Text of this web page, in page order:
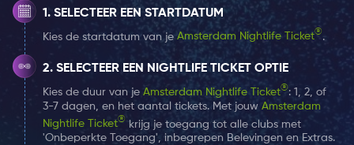
een speciale aanbieding waarbij je met twee personen
kunt genieten van deze experience voor de prijs van
één ticket.
AMAZE is perfect om in de middag of vooravond te
bezoeken voordat je de stad in gaat. Het brengt je
meteen in de juiste vibe, waardoor je avond naadloos
SELECTEER EEN STARTDATUM
Kies de startdatum van je Amsterdam Nightlife Ticket®.
SELECTEER EEN NIGHTLIFE TICKET OPTIE
Kies de duur van je Amsterdam Nightlife Ticket®: 1, 2, of
3-7 dagen, en het aantal tickets. Met jouw Amsterdam
Nightlife Ticket® krijg je toegang tot alle clubs met
'Onbeperkte Toegang', inbegrepen Belevingen en Extras.